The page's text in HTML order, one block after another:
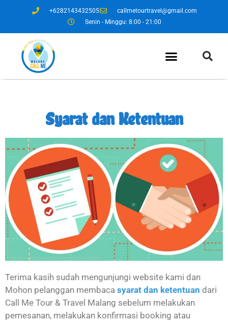
+6282143432505
callmetourtravel@gmail.com
Senin - Minggu: 8:00 - 21:00
Syarat dan Ketentuan
Terima kasih sudah mengunjungi website kami dan
Mohon pelanggan membaca syarat dan ketentuan dari
Call Me Tour & Travel Malang sebelum melakukan
pemesanan, melakukan konfirmasi booking atau